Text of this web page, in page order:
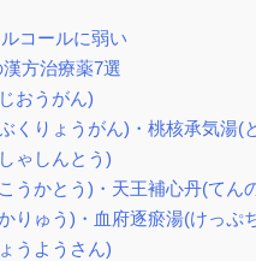
コールに弱い
方治療薬7選
おうがん)
くりょうがん)・桃核承気湯(
ゃしんとう)
うかとう)・天王補心丹(てん
りゅう)・血府逐瘀湯(けっぷ
うようさん)